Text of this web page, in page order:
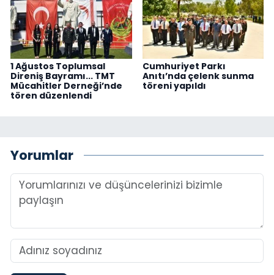
1 Ağustos Toplumsal
Direniş Bayramı... TMT
Mücahitler Derneği’nde
tören düzenlendi
Cumhuriyet Parkı
Anıtı’nda çelenk sunma
töreni yapıldı
Yorumlar